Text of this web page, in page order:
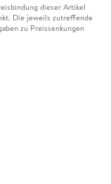
dieser Artikel
Die jeweils zutreffende
zu Preissenkungen